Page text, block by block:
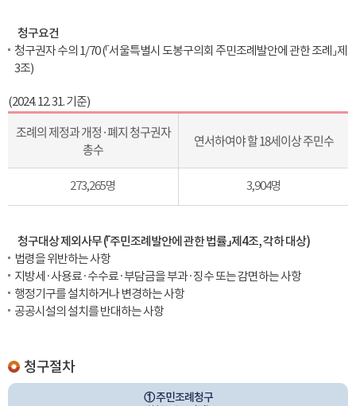
청구요건
청구권자 수의 1/70 (「서울특별시 도봉구의회 주민조례발안에 관한 조례」 제
3조)
(2024. 12. 31. 기준)
조례의 제정과 개정·폐지 청구권자
총수
연서하여야 할 18세이상 주민수
273,265명 3,904명
청구대상 제외사무 (「주민조례발안에 관한 법률」 제4조, 각하 대상)
법령을 위반하는 사항
지방세 · 사용료 · 수수료 · 부담금을 부과 · 징수 또는 감면하는 사항
행정기구를 설치하거나 변경하는 사항
공공시설의 설치를 반대하는 사항
청구절차
① 주민조례청구